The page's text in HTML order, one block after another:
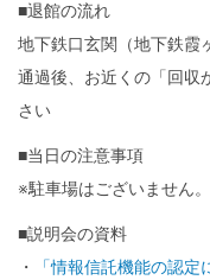
■退館の流れ
地下鉄口玄関（地下鉄
通過後、お近くの「回収
さい
■当日の注意事項
※駐車場はございません
■説明会の資料
・
「情報信託機能の認定